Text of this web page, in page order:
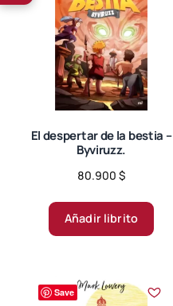
El despertar de la bestia –
Byviruzz.
80.900 $
Añadir librito
Save